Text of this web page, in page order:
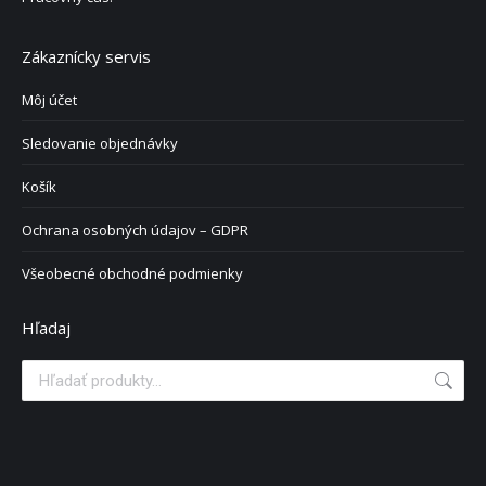
Zákaznícky servis
Môj účet
Sledovanie objednávky
Košík
Ochrana osobných údajov – GDPR
Všeobecné obchodné podmienky
Hľadaj